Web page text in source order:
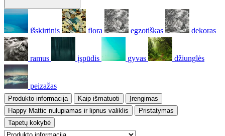
išskirtinis flora egzotiškas dekoras
ramus įspūdis gyvas džiunglės
peizažas
Produkto informacija Kaip išmatuoti
Įrengimas
Happy Mattic nulupiamas ir lipnus valiklis
Pristatymas
Tapetų kokybė